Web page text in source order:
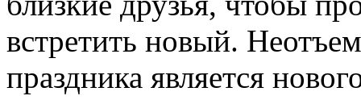
встретить новый.
праздника является